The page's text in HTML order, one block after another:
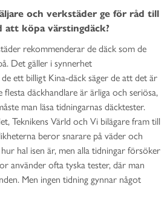
och verkstäder ge för råd till
köpa värstingdäck?
rekommenderar de däck som de
Det gäller i synnerhet
ett billigt Kina-däck säger de att det är
däckhandlare är ärliga och seriösa,
man läsa tidningarnas däcktester.
Teknikens Värld och Vi bilägare fram till
beror snarare på väder och
hal isen är, men alla tidningar försöker
använder ofta tyska tester, där man
Men ingen tidning gynnar något